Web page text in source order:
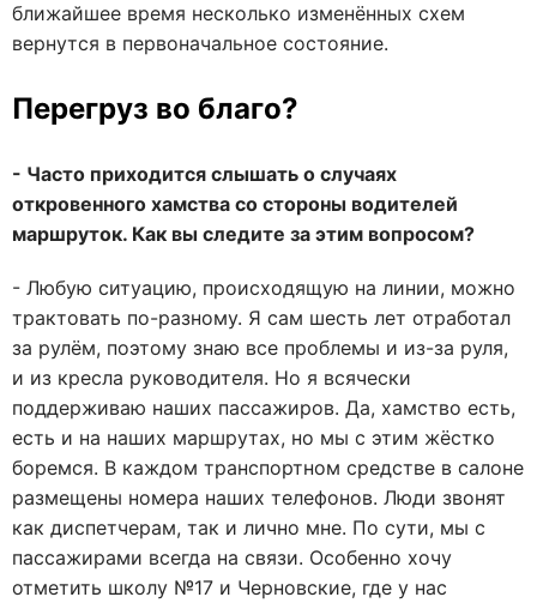
ближайшее время несколько изменённых схем
вернутся в первоначальное состояние.
Перегруз во благо?
- Часто приходится слышать о случаях
откровенного хамства со стороны водителей
маршруток. Как вы следите за этим вопросом?
- Любую ситуацию, происходящую на линии, можно
трактовать по-разному. Я сам шесть лет отработал
за рулём, поэтому знаю все проблемы и из-за руля,
и из кресла руководителя. Но я всячески
поддерживаю наших пассажиров. Да, хамство есть,
есть и на наших маршрутах, но мы с этим жёстко
боремся. В каждом транспортном средстве в салоне
размещены номера наших телефонов. Люди звонят
как диспетчерам, так и лично мне. По сути, мы с
пассажирами всегда на связи. Особенно хочу
отметить школу №17 и Черновские, где у нас